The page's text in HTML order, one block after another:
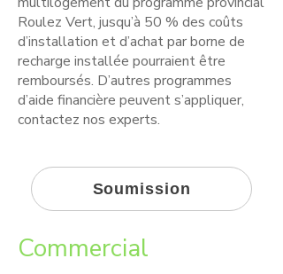
Roulez Vert, jusqu’à 50 % des coûts
d’installation et d’achat par borne de
recharge installée pourraient être
remboursés. D’autres programmes
d’aide financière peuvent s’appliquer,
contactez nos experts.
Soumission
Commercial